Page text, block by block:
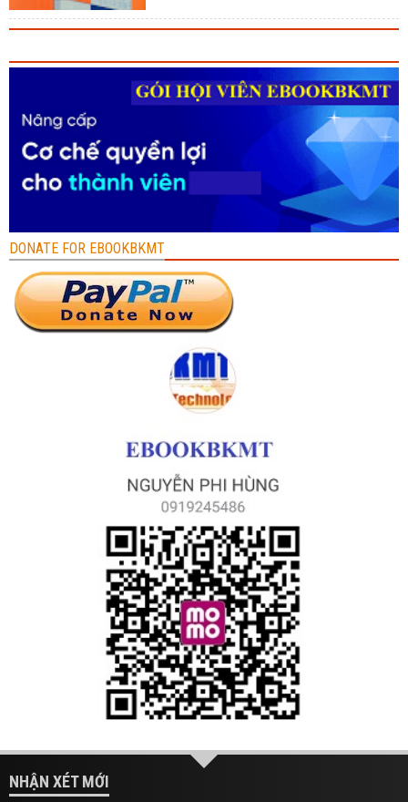
DONATE FOR EBOOKBKMT
NHẬN XÉT MỚI